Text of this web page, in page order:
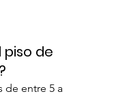
piso de
de entre 5 a